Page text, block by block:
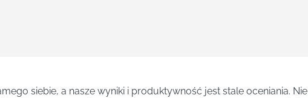
siebie, a nasze wyniki i produktywność jest stale oceniania. Nie